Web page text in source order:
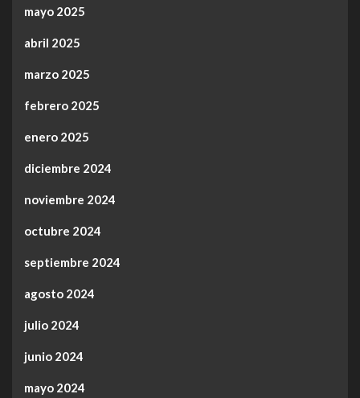
mayo 2025
abril 2025
marzo 2025
febrero 2025
enero 2025
diciembre 2024
noviembre 2024
octubre 2024
septiembre 2024
agosto 2024
julio 2024
junio 2024
mayo 2024